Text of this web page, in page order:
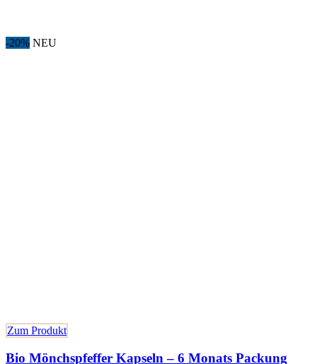
-20% NEU
Zum Produkt
Bio Mönchspfeffer Kapseln – 6 Monats Packung